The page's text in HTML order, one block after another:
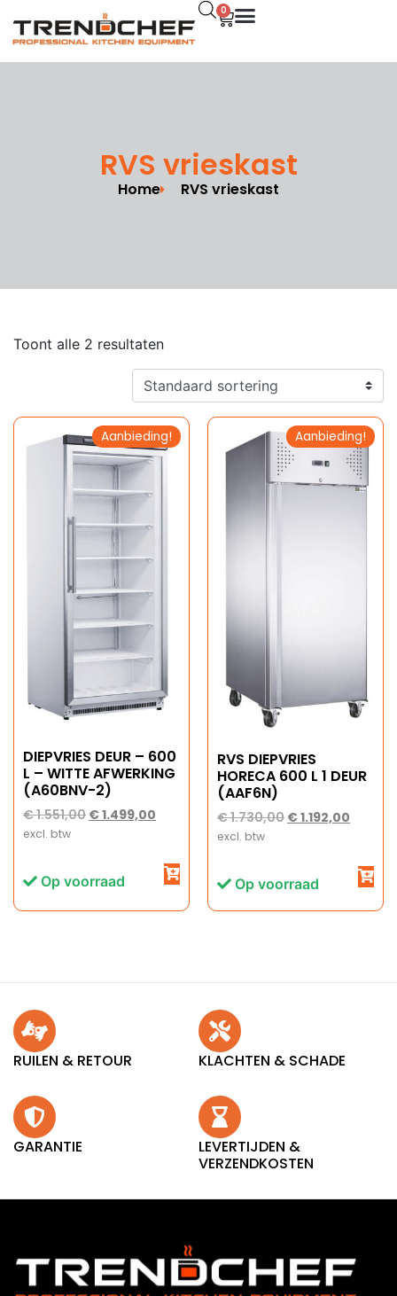
0
RVS vrieskast
Home RVS vrieskast
Toont alle 2 resultaten
Aanbieding!
DIEPVRIES DEUR – 600
L – WITTE AFWERKING
(A60BNV-2)
€1.551,00 €1.499,00
excl. btw
Op voorraad
Aanbieding!
RVS DIEPVRIES
HORECA 600 L 1 DEUR
(AAF6N)
€1.730,00 €1.192,00
excl. btw
Op voorraad
RUILEN & RETOUR KLACHTEN & SCHADE
GARANTIE
LEVERTIJDEN &
VERZENDKOSTEN